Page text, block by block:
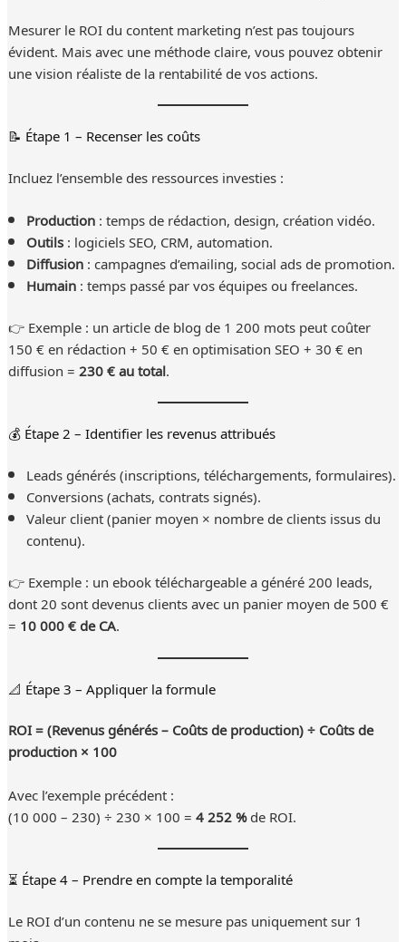
Mesurer le ROI du content marketing n’est pas toujours
évident. Mais avec une méthode claire, vous pouvez obtenir
une vision réaliste de la rentabilité de vos actions.
📝 Étape 1 – Recenser les coûts
Incluez l’ensemble des ressources investies :
Production: temps de rédaction, design, création vidéo.
Outils: logiciels SEO, CRM, automation.
Diffusion: campagnes d’emailing, social ads de promotion.
Humain: temps passé par vos équipes ou freelances.
👉 Exemple : un article de blog de 1 200 mots peut coûter
150 € en rédaction + 50 € en optimisation SEO + 30 € en
diffusion =230 € au total.
💰 Étape 2 – Identifier les revenus attribués
Leads générés (inscriptions, téléchargements, formulaires).
Conversions (achats, contrats signés).
Valeur client (panier moyen × nombre de clients issus du
contenu).
👉 Exemple : un ebook téléchargeable a généré 200 leads,
dont 20 sont devenus clients avec un panier moyen de 500 €
= 10 000 € de CA.
📐 Étape 3 – Appliquer la formule
ROI = (Revenus générés – Coûts de production) ÷ Coûts de
production × 100
Avec l’exemple précédent :
(10 000 – 230) ÷ 230 × 100 =4 252 %de ROI.
⏳ Étape 4 – Prendre en compte la temporalité
Le ROI d’un contenu ne se mesure pas uniquement sur 1